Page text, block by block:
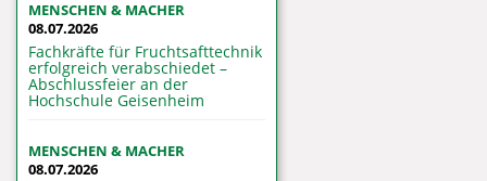
MENSCHEN & MACHER
08.07.2026
Fachkräfte für Fruchtsafttechnik
erfolgreich verabschiedet –
Abschlussfeier an der
Hochschule Geisenheim
MENSCHEN & MACHER
08.07.2026